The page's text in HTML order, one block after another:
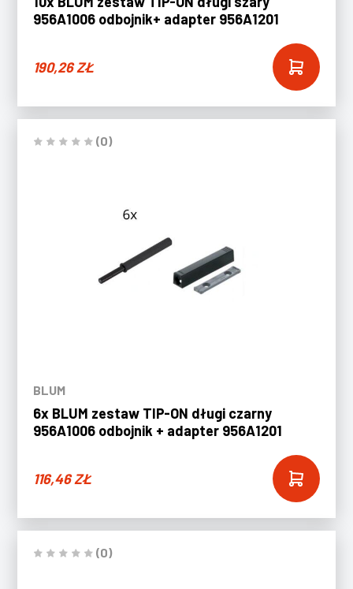
956A1006 odbojnik+ adapter 956A1201
190,26ZŁ
(0)
BLUM
6x BLUM zestaw TIP-ON długi czarny
956A1006 odbojnik + adapter 956A1201
116,46ZŁ
(0)